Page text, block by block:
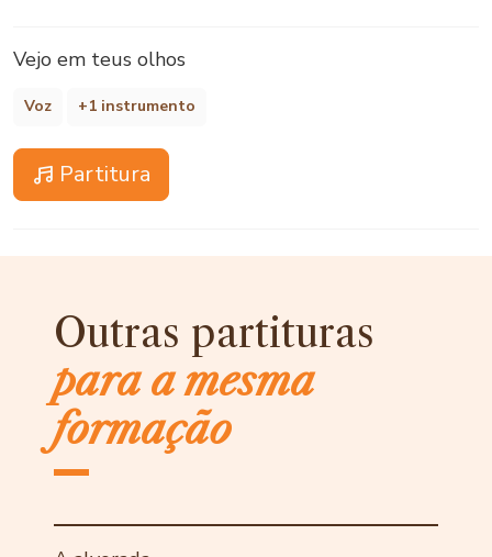
Vejo em teus olhos
Voz +1 instrumento
Partitura
Outras partituras
para a mesma
formação